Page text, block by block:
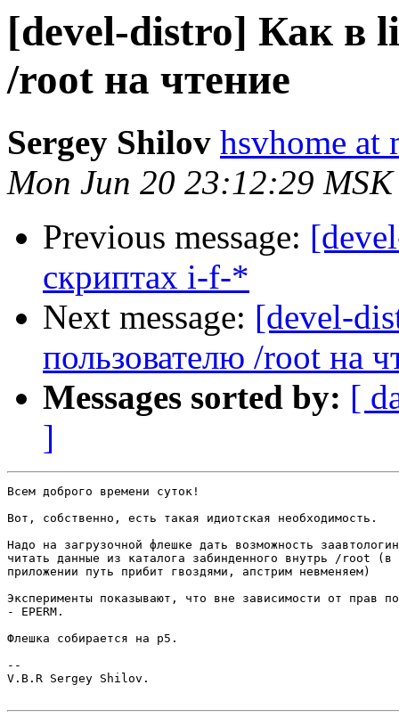
[devel-distro] Как в
/root на чтение
Sergey Shilov hsvhome at
Mon Jun 20 23:12:29 MSK
Previous message:
скриптах i-f-*
Next message: [devel-
пользователю /root на
Messages sorted by: [
]
Всем доброго времени суток!
Вот, собственно, есть такая идиотская необходимость.
Надо на загрузочной флешке дать возможность
читать данные из каталога забинденного внутрь /root (в
приложении путь прибит гвоздями, апстрим невменяем)
Эксперименты показывают, что вне зависимости от
- EPERM.
Флешка собирается на p5.
--
V.B.R Sergey Shilov.